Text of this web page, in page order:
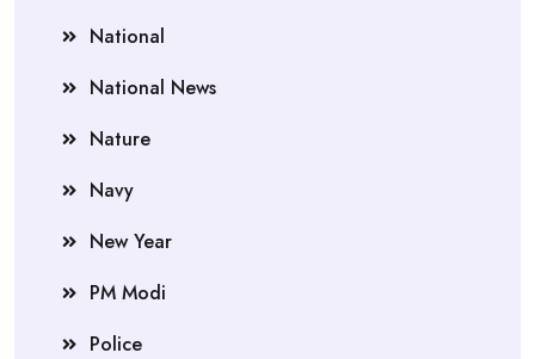
National
National News
Nature
Navy
New Year
PM Modi
Police